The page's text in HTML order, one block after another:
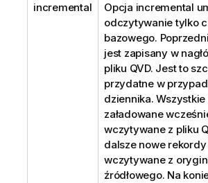
incremental Opcja incremental
odczytywanie tylko
bazowego.
jest zapisany w
pliku QVD. Jest to
przydatne w
dziennika.
załadowane
wczytywane z pliku
dalsze nowe rekordy
wczytywane z
źródłowego. Na